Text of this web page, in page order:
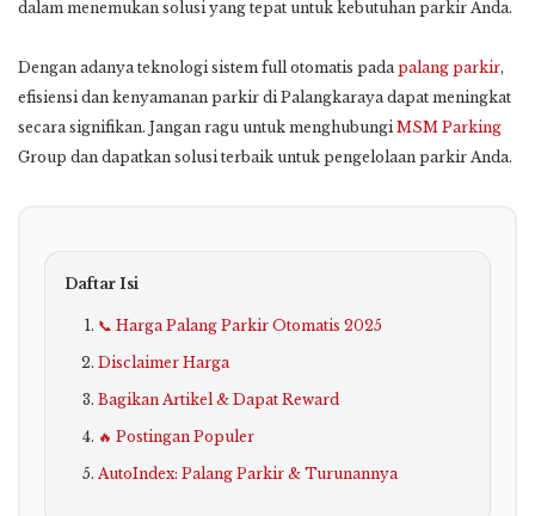
dalam menemukan solusi yang tepat untuk kebutuhan parkir Anda.
Dengan adanya teknologi sistem full otomatis padapalang parkir,
efisiensi dan kenyamanan parkir di Palangkaraya dapat meningkat
secara signifikan. Jangan ragu untuk menghubungiMSM Parking
Group dan dapatkan solusi terbaik untuk pengelolaan parkir Anda.
Daftar Isi
📞 Harga Palang Parkir Otomatis 2025
Disclaimer Harga
Bagikan Artikel & Dapat Reward
🔥 Postingan Populer
AutoIndex: Palang Parkir & Turunannya